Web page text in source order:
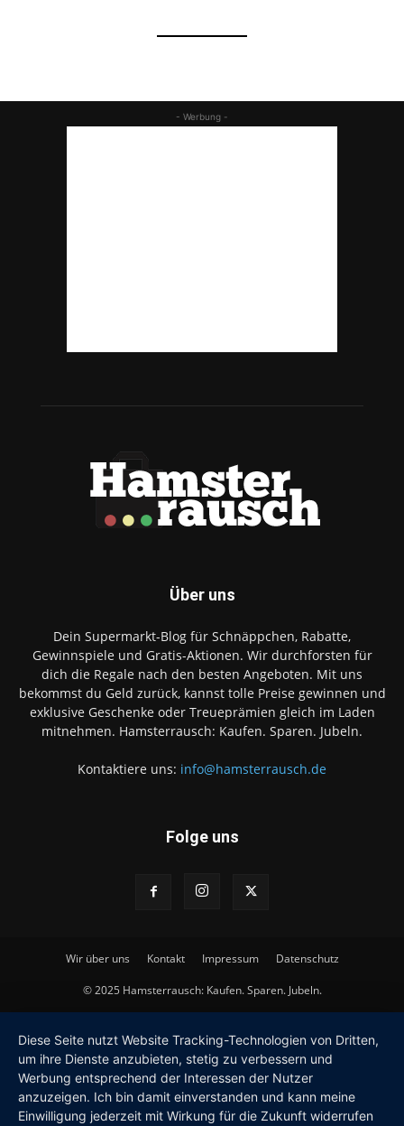
- Werbung -
Über uns
Dein Supermarkt-Blog für Schnäppchen, Rabatte,
Gewinnspiele und Gratis-Aktionen. Wir durchforsten für
dich die Regale nach den besten Angeboten. Mit uns
bekommst du Geld zurück, kannst tolle Preise gewinnen und
exklusive Geschenke oder Treueprämien gleich im Laden
mitnehmen. Hamsterrausch: Kaufen. Sparen. Jubeln.
Kontaktiere uns: info@hamsterrausch.de
Folge uns
Wir über uns Kontakt Impressum Datenschutz
© 2025 Hamsterrausch: Kaufen. Sparen. Jubeln.
Diese Seite nutzt Website Tracking-Technologien von Dritten,
um ihre Dienste anzubieten, stetig zu verbessern und
Werbung entsprechend der Interessen der Nutzer
anzuzeigen. Ich bin damit einverstanden und kann meine
Einwilligung jederzeit mit Wirkung für die Zukunft widerrufen